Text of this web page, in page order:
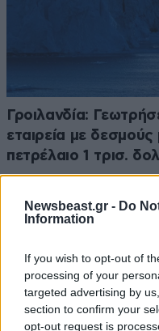
Newsbeast.gr - Do
Information
If you wish to opt-out of
processing of your
targeted advertising by
section to confirm your
opt-out request is
Γροιλανδία:
εταιρεία με
πετρέλαιο 1 τρισ.